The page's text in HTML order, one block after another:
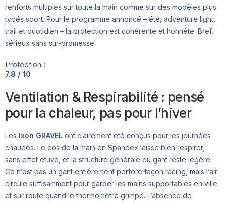
renforts multiples sur toute la main comme sur des modèles plus
typés sport. Pour le programme annoncé – été, adventure light,
trail et quotidien – la protection est cohérente et honnête. Bref,
sérieux sans sur-promesse.
Protection :
7.8 / 10
Ventilation & Respirabilité : pensé
pour la chaleur, pas pour l’hiver
Les Ixon GRAVEL ont clairement été conçus pour les journées
chaudes. Le dos de la main en Spandex laisse bien respirer,
sans effet étuve, et la structure générale du gant reste légère.
Ce n’est pas un gant entièrement perforé façon racing, mais l’air
circule suffisamment pour garder les mains supportables en ville
et sur route quand le thermomètre grimpe. L’absence de